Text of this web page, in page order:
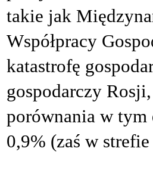
takie jak
Współpracy
katastrofę
gospodarczy
porównania w tym
0,9% (zaś w